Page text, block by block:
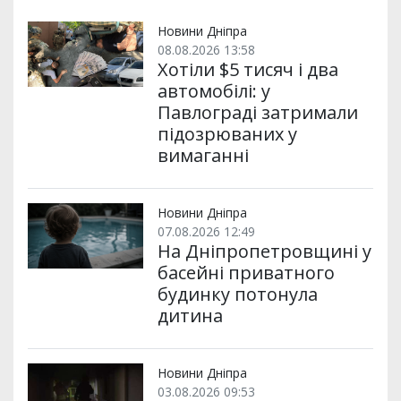
и k m p
Новини Дніпра
08.08.2026 13:58
Хотіли $5 тисяч і два
автомобілі: у
Павлограді затримали
підозрюваних у
вимаганні
Новини Дніпра
07.08.2026 12:49
На Дніпропетровщині у
басейні приватного
будинку потонула
дитина
Новини Дніпра
03.08.2026 09:53